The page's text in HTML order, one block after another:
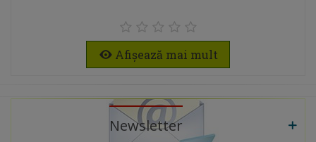
Afișează mai mult
Newsletter